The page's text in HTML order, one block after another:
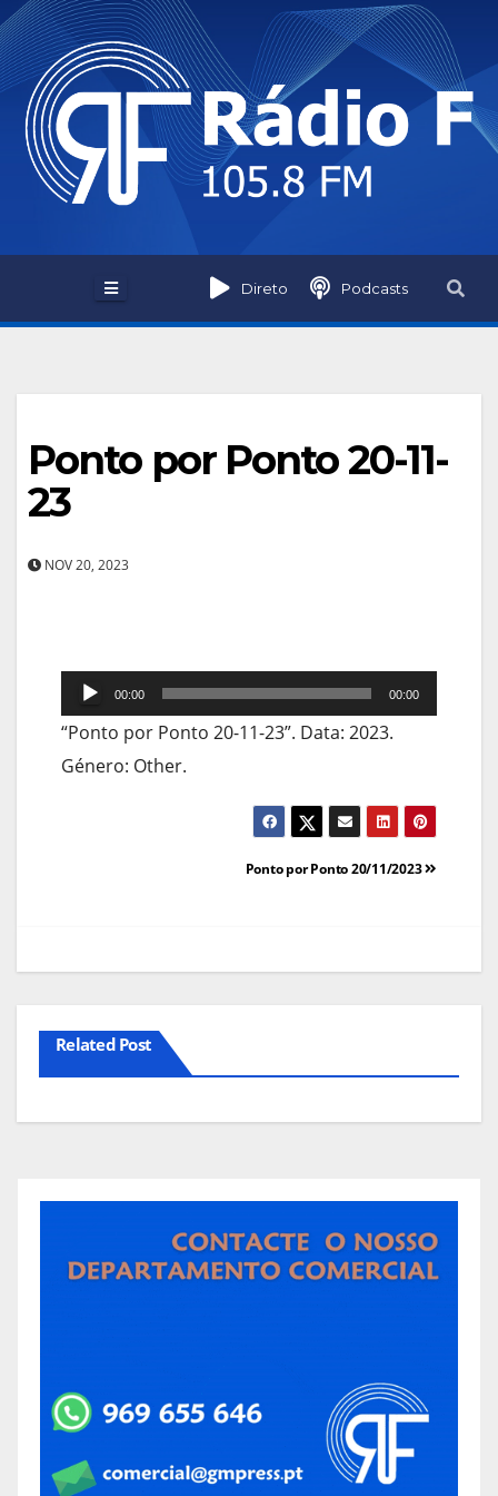
Skip
to
content
Direto Podcasts
Ponto por Ponto 20-11-
23
NOV 20, 2023
Reprodutor
de
áudio
00:00 00:00
“Ponto por Ponto 20-11-23”. Data: 2023.
Género: Other.
Ponto por Ponto 20/11/2023
Related Post